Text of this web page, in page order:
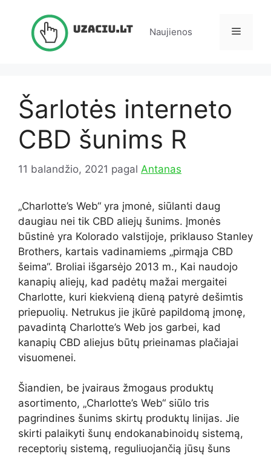
Naujienos Meniu
Šarlotės interneto
CBD šunims R
11 balandžio, 2021 pagal Antanas
„Charlotte’s Web“ yra įmonė, siūlanti daug
daugiau nei tik CBD aliejų šunims. Įmonės
būstinė yra Kolorado valstijoje, priklauso Stanley
Brothers, kartais vadinamiems „pirmąja CBD
šeima“. Broliai išgarsėjo 2013 m., Kai naudojo
kanapių aliejų, kad padėtų mažai mergaitei
Charlotte, kuri kiekvieną dieną patyrė dešimtis
priepuolių. Netrukus jie įkūrė papildomą įmonę,
pavadintą Charlotte’s Web jos garbei, kad
kanapių CBD aliejus būtų prieinamas plačiajai
visuomenei.
Šiandien, be įvairaus žmogaus produktų
asortimento, „Charlotte’s Web“ siūlo tris
pagrindines šunims skirtų produktų linijas. Jie
skirti palaikyti šunų endokanabinoidų sistemą,
receptorių sistemą, reguliuojančią jūsų šuns